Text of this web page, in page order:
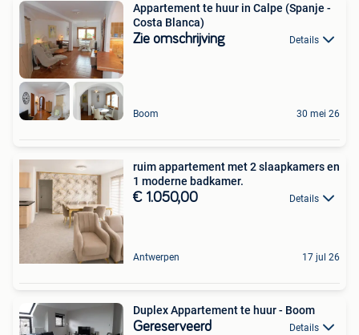
Appartement te huur in Calpe (Spanje -
Costa Blanca)
Zie omschrijving Details
Boom 30 mei 26
ruim appartement met 2 slaapkamers en
1 moderne badkamer.
€ 1.050,00 Details
Antwerpen 17 jul 26
Duplex Appartement te huur - Boom
Gereserveerd Details